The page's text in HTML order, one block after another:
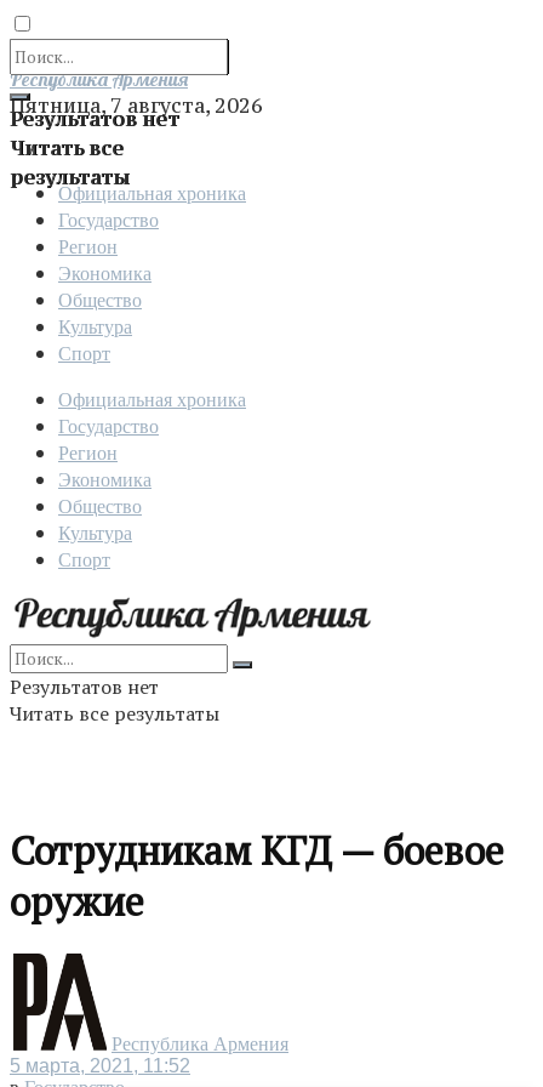
Результатов нет
Читать все
результаты
Отправить
Республика Армения
Пятница, 7 августа, 2026
Официальная хроника
Государство
Регион
Экономика
Общество
Культура
Спорт
Официальная хроника
Государство
Регион
Экономика
Общество
Культура
Спорт
Результатов нет
Читать все результаты
Сотрудникам КГД — боевое
оружие
Республика Армения
5 марта, 2021, 11:52